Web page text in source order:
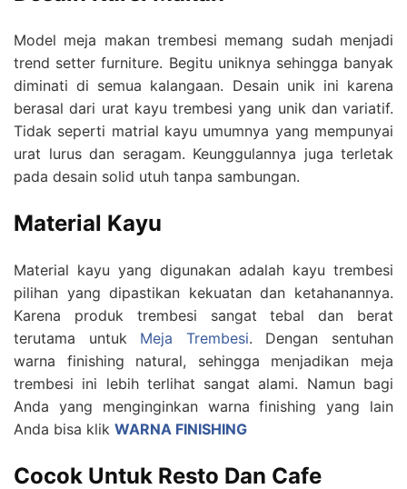
Model meja makan trembesi memang sudah menjadi
trend setter furniture. Begitu uniknya sehingga banyak
diminati di semua kalangaan. Desain unik ini karena
berasal dari urat kayu trembesi yang unik dan variatif.
Tidak seperti matrial kayu umumnya yang mempunyai
urat lurus dan seragam. Keunggulannya juga terletak
pada desain solid utuh tanpa sambungan.
Material Kayu
Material kayu yang digunakan adalah kayu trembesi
pilihan yang dipastikan kekuatan dan ketahanannya.
Karena produk trembesi sangat tebal dan berat
terutama untuk Meja Trembesi. Dengan sentuhan
warna finishing natural, sehingga menjadikan meja
trembesi ini lebih terlihat sangat alami. Namun bagi
Anda yang menginginkan warna finishing yang lain
Anda bisa klik WARNA FINISHING
Cocok Untuk Resto Dan Cafe